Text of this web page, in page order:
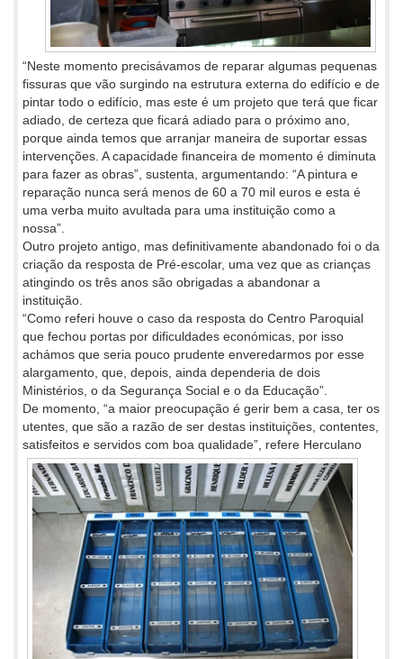
“Neste momento precisávamos de reparar algumas pequenas
fissuras que vão surgindo na estrutura externa do edifício e de
pintar todo o edifício, mas este é um projeto que terá que ficar
adiado, de certeza que ficará adiado para o próximo ano,
porque ainda temos que arranjar maneira de suportar essas
intervenções. A capacidade financeira de momento é diminuta
para fazer as obras”, sustenta, argumentando: “A pintura e
reparação nunca será menos de 60 a 70 mil euros e esta é
uma verba muito avultada para uma instituição como a
nossa”.
Outro projeto antigo, mas definitivamente abandonado foi o da
criação da resposta de Pré-escolar, uma vez que as crianças
atingindo os três anos são obrigadas a abandonar a
instituição.
“Como referi houve o caso da resposta do Centro Paroquial
que fechou portas por dificuldades económicas, por isso
achámos que seria pouco prudente enveredarmos por esse
alargamento, que, depois, ainda dependeria de dois
Ministérios, o da Segurança Social e o da Educação”.
De momento, “a maior preocupação é gerir bem a casa, ter os
utentes, que são a razão de ser destas instituições, contentes,
satisfeitos e servidos com boa qualidade”, refere Herculano